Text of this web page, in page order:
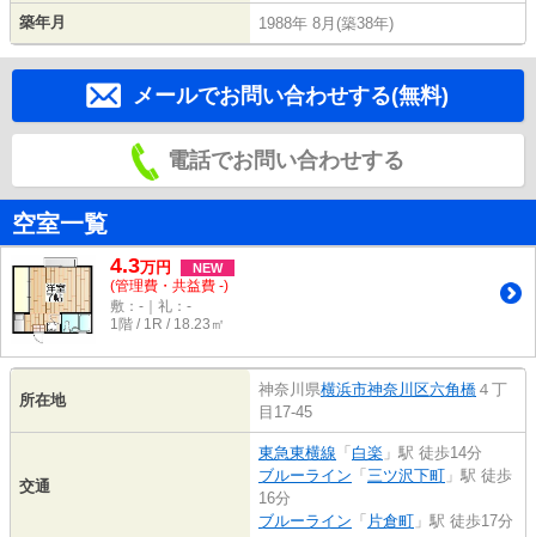
築年月 1988年 8月(築38年)
メールでお問い合わせする(無料)
電話でお問い合わせする
空室一覧
4.3万円 NEW
(管理費・共益費 -)
敷：-｜礼：-
1階 / 1R / 18.23㎡
所在地
神奈川県横浜市神奈川区六角橋 ４丁
目17-45
交通
東急東横線 「 白楽 」駅 徒歩14分
ブルーライン 「 三ツ沢下町 」駅 徒歩
16分
ブルーライン 「 片倉町 」駅 徒歩17分